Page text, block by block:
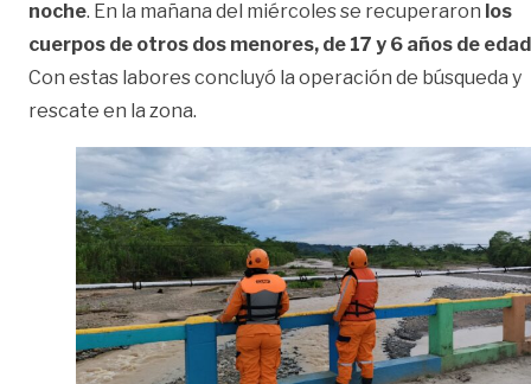
noche. En la mañana del miércoles se recuperaron los
cuerpos de otros dos menores, de 17 y 6 años de
Con estas labores concluyó la operación de búsqueda y
rescate en la zona.